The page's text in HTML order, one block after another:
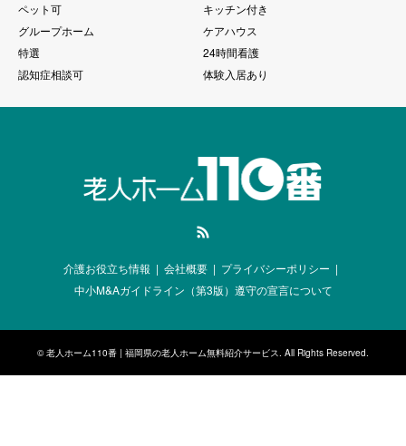
ペット可
キッチン付き
グループホーム
ケアハウス
特選
24時間看護
認知症相談可
体験入居あり
介護お役立ち情報 会社概要
プライバシーポリシー
中小M&Aガイドライン（第3版）遵守の宣言について
©老人ホーム110番 | 福岡県の老人ホーム無料紹介サービス. All Rights Reserved.